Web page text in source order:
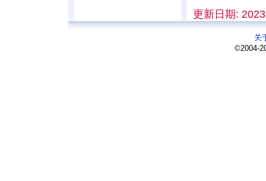
更新日期:
关
©2004-